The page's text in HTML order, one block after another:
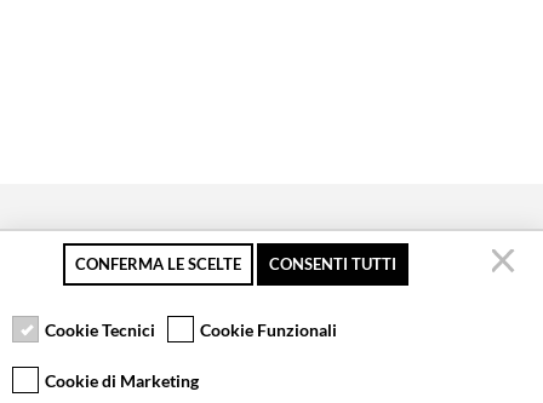
Pagamento sicuro
Resi gratuiti fino a 30
Servizio clienti
CONFERMA LE SCELTE CONSENTI TUTTI
Cookie Tecnici Cookie Funzionali
Cookie di Marketing